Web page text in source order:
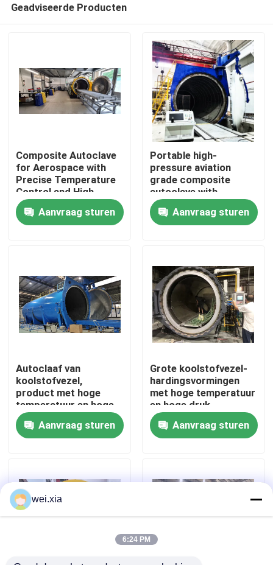
Thuis
Video's
Over ons
Fabriekstocht
Kwaliteitscontrole
Nieuws
Gevallen
Geadviseerde Producten
Composite Autoclave
for Aerospace with
Precise Temperature
Control and High-
Pressure Vessel for
Consistent Curing
Aanvraag sturen
Portable high-
pressure aviation
grade composite
autoclave with
advanced control
systems for UAV and
aerospace
Aanvraag sturen
Autoclaaf van
koolstofvezel,
product met hoge
temperatuur en hoge
druk, ondersteunt
personalisatie,
compleet systeem
Aanvraag sturen
Grote koolstofvezel-
hardingsvormingen
met hoge temperatuur
en hoge druk
Aanvraag sturen
wei.xia
6:24 PM